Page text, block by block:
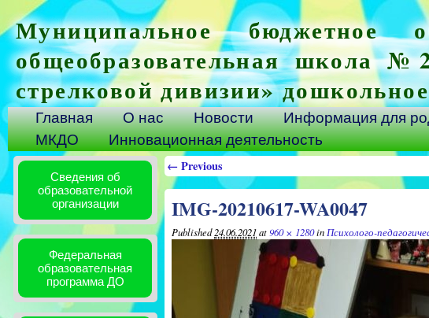
Муниципальное бюджетное
общеобразовательная школа
стрелковой дивизии»
Главная О нас Новости Информация для
МКДО
Инновационная деятельность
Сведения об
образовательной
организации
Федеральная
образовательная
программа ДО
← Previous
IMG-20210617-WA0047
Published24.06.2021at 960 × 1280in Психолого-